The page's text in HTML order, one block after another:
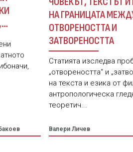
НА ГРАНИЦАТА
ОТВОРЕНОСТТА И
ЗАТВОРЕНОСТТА
Статията изследва
„отвореността“ и
на текста и езика от
антропологическа
теоретич...
Валери Личев